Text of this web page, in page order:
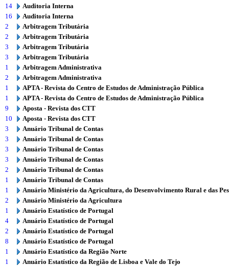
14
Auditoria Interna
16
Auditoria Interna
2
Arbitragem Tributária
2
Arbitragem Tributária
3
Arbitragem Tributária
3
Arbitragem Tributária
1
Arbitragem Administrativa
2
Arbitragem Administrativa
1
APTA - Revista do Centro de Estudos de Administração Pública
1
APTA - Revista do Centro de Estudos de Administração Pública
9
Aposta - Revista dos CTT
10
Aposta - Revista dos CTT
3
Anuário Tribunal de Contas
3
Anuário Tribunal de Contas
3
Anuário Tribunal de Contas
3
Anuário Tribunal de Contas
2
Anuário Tribunal de Contas
1
Anuário Tribunal de Contas
1
Anuário Ministério da Agricultura, do Desenvolvimento Rural e das
2
Anuário Ministério da Agricultura
1
Anuário Estatístico de Portugal
4
Anuário Estatístico de Portugal
2
Anuário Estatístico de Portugal
8
Anuário Estatístico de Portugal
1
Anuário Estatístico da Região Norte
1
Anuário Estatístico da Região de Lisboa e Vale do Tejo